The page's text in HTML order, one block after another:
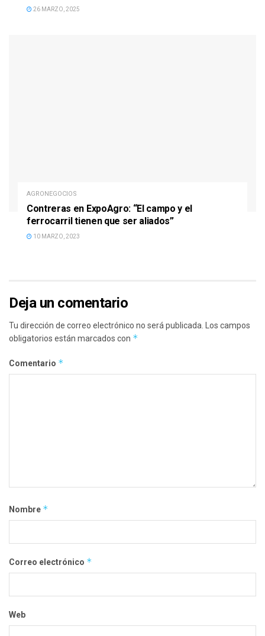
26 MARZO, 2025
AGRONEGOCIOS
Contreras en ExpoAgro: “El campo y el
ferrocarril tienen que ser aliados”
10 MARZO, 2023
Deja un comentario
Tu dirección de correo electrónico no será publicada.
Los campos
obligatorios están marcados con *
Comentario *
Nombre *
Correo electrónico *
Web